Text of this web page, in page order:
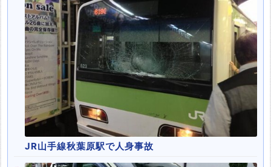
JR山手線秋葉原駅で人身事故